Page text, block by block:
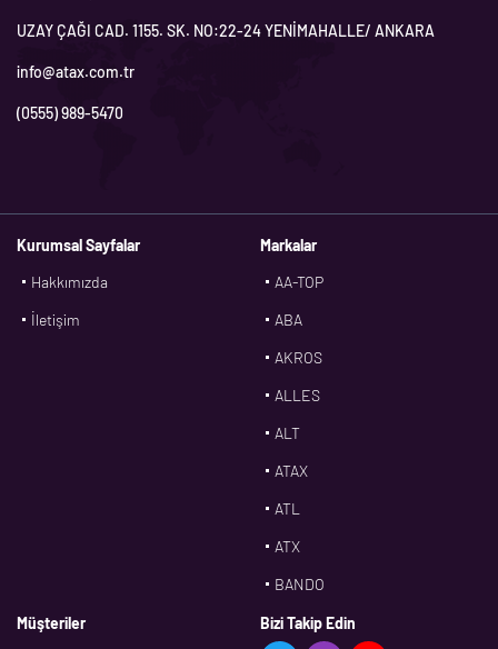
UZAY ÇAĞI CAD. 1155. SK. NO:22-24 YENİMAHALLE/ ANKARA
info@atax.com.tr
(0555) 989-5470
Kurumsal Sayfalar
Hakkımızda
İletişim
Markalar
AA-TOP
ABA
AKROS
ALLES
ALT
ATAX
ATL
ATX
BANDO
BMS
Müşteriler
Bizi Takip Edin